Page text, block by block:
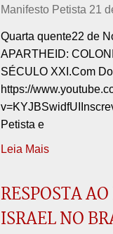
Manifesto Petista 21
Quarta quente22 de
APARTHEID:
SÉCULO XXI.Com
https://
Petista e
Leia Mais
RESPOSTA
ISRAEL NO